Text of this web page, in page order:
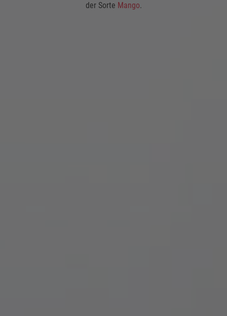
der Sorte Mango.